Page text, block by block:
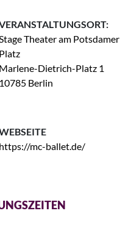
Theater am Potsdamer
Platz
Marlene-Dietrich-Platz 1
10785 Berlin
https://mc-ballet.de/